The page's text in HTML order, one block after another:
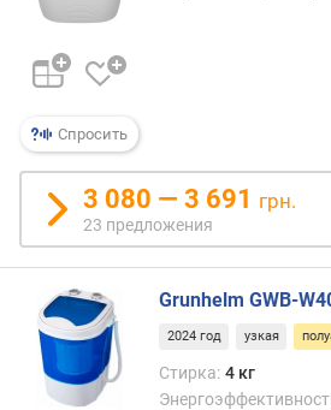
з
а
и
к
л
(
л
)
к
л
а
с
Спросить
3 080 — 3 691 грн.
23 предложения
Grunhelm GWB-
2024 год узкая
Стирка: 4 кг